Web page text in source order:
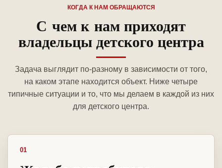
КОГДА К НАМ ОБРАЩАЮТСЯ
С чем к нам приходят
владельцы детского центра
Задача выглядит по-разному в зависимости от того,
на каком этапе находится объект. Ниже четыре
типичные ситуации и то, что мы делаем в каждой из них
для детского центра.
01